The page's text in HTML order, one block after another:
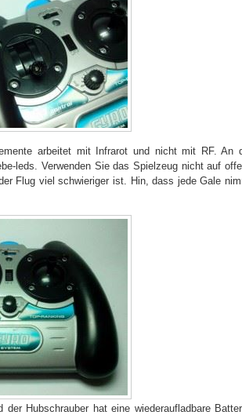
arbeitet mit Infrarot und nicht mit RF. An
leds. Verwenden Sie das Spielzeug nicht auf
Flug viel schwieriger ist. Hin, dass jede Gale
Hubschrauber hat eine wiederaufladbare